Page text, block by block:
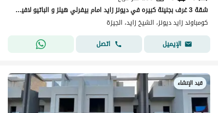
شقة 3 غرف بجنينة كبيره في ديونز زايد امام بيفرلي هيلز و الباتيو لافيستا و الكارما و سوديك ويست
كومباوند زايد ديونز، الشيخ زايد، الجيزة
الإيميل
اتصل
قيد الإنشاء